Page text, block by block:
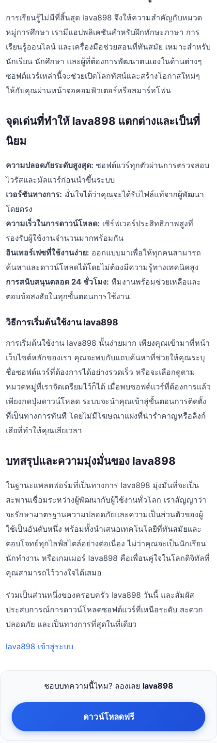
การเรียนรู้ไม่มีที่สิ้นสุด lava898 จึงให้ความสำคัญกับหมวด
หมู่การศึกษา เรามีแอปพลิเคชันสำหรับฝึกทักษะภาษา การ
เรียนรู้ออนไลน์ และเครื่องมือช่วยสอนที่ทันสมัย เหมาะสำหรับ
นักเรียน นักศึกษา และผู้ที่ต้องการพัฒนาตนเองในด้านต่างๆ
ซอฟต์แวร์เหล่านี้จะช่วยเปิดโลกทัศน์และสร้างโอกาสใหม่ๆ
ให้กับคุณผ่านหน้าจอคอมพิวเตอร์หรือสมาร์ทโฟน
จุดเด่นที่ทำให้ lava898 แตกต่างและเป็นที่
นิยม
ความปลอดภัยระดับสูงสุด: ซอฟต์แวร์ทุกตัวผ่านการตรวจสอบ
ไวรัสและมัลแวร์ก่อนนำขึ้นระบบ
เวอร์ชันทางการ: มั่นใจได้ว่าคุณจะได้รับไฟล์แท้จากผู้พัฒนา
โดยตรง
ความเร็วในการดาวน์โหลด: เซิร์ฟเวอร์ประสิทธิภาพสูงที่
รองรับผู้ใช้งานจำนวนมากพร้อมกัน
อินเทอร์เฟซที่ใช้งานง่าย: ออกแบบมาเพื่อให้ทุกคนสามารถ
ค้นหาและดาวน์โหลดได้โดยไม่ต้องมีความรู้ทางเทคนิคสูง
การสนับสนุนตลอด 24 ชั่วโมง: ทีมงานพร้อมช่วยเหลือและ
ตอบข้อสงสัยในทุกขั้นตอนการใช้งาน
วิธีการเริ่มต้นใช้งาน lava898
การเริ่มต้นใช้งาน lava898 นั้นง่ายมาก เพียงคุณเข้ามาที่หน้า
เว็บไซต์หลักของเรา คุณจะพบกับแถบค้นหาที่ช่วยให้คุณระบุ
ชื่อซอฟต์แวร์ที่ต้องการได้อย่างรวดเร็ว หรือจะเลือกดูตาม
หมวดหมู่ที่เราจัดเตรียมไว้ก็ได้ เมื่อพบซอฟต์แวร์ที่ต้องการแล้ว
เพียงกดปุ่มดาวน์โหลด ระบบจะนำคุณเข้าสู่ขั้นตอนการติดตั้ง
ที่เป็นทางการทันที โดยไม่มีโฆษณาแฝงที่น่ารำคาญหรือลิงก์
เสียที่ทำให้คุณเสียเวลา
บทสรุปและความมุ่งมั่นของ lava898
ในฐานะแพลตฟอร์มที่เป็นทางการ lava898 มุ่งมั่นที่จะเป็น
สะพานเชื่อมระหว่างผู้พัฒนากับผู้ใช้งานทั่วโลก เราสัญญาว่า
จะรักษามาตรฐานความปลอดภัยและความเป็นส่วนตัวของผู้
ใช้เป็นอันดับหนึ่ง พร้อมทั้งนำเสนอเทคโนโลยีที่ทันสมัยและ
ตอบโจทย์ทุกไลฟ์สไตล์อย่างต่อเนื่อง ไม่ว่าคุณจะเป็นนักเรียน
นักทำงาน หรือเกมเมอร์ lava898 คือเพื่อนคู่ใจในโลกดิจิทัลที่
คุณสามารถไว้วางใจได้เสมอ
ร่วมเป็นส่วนหนึ่งของครอบครัว lava898 วันนี้ และสัมผัส
ประสบการณ์การดาวน์โหลดซอฟต์แวร์ที่เหนือระดับ สะดวก
ปลอดภัย และเป็นทางการที่สุดในที่เดียว
lava898 เข้าสู่ระบบ
ชอบบทความนี้ไหม? ลองเลย lava898
ดาวน์โหลดฟรี